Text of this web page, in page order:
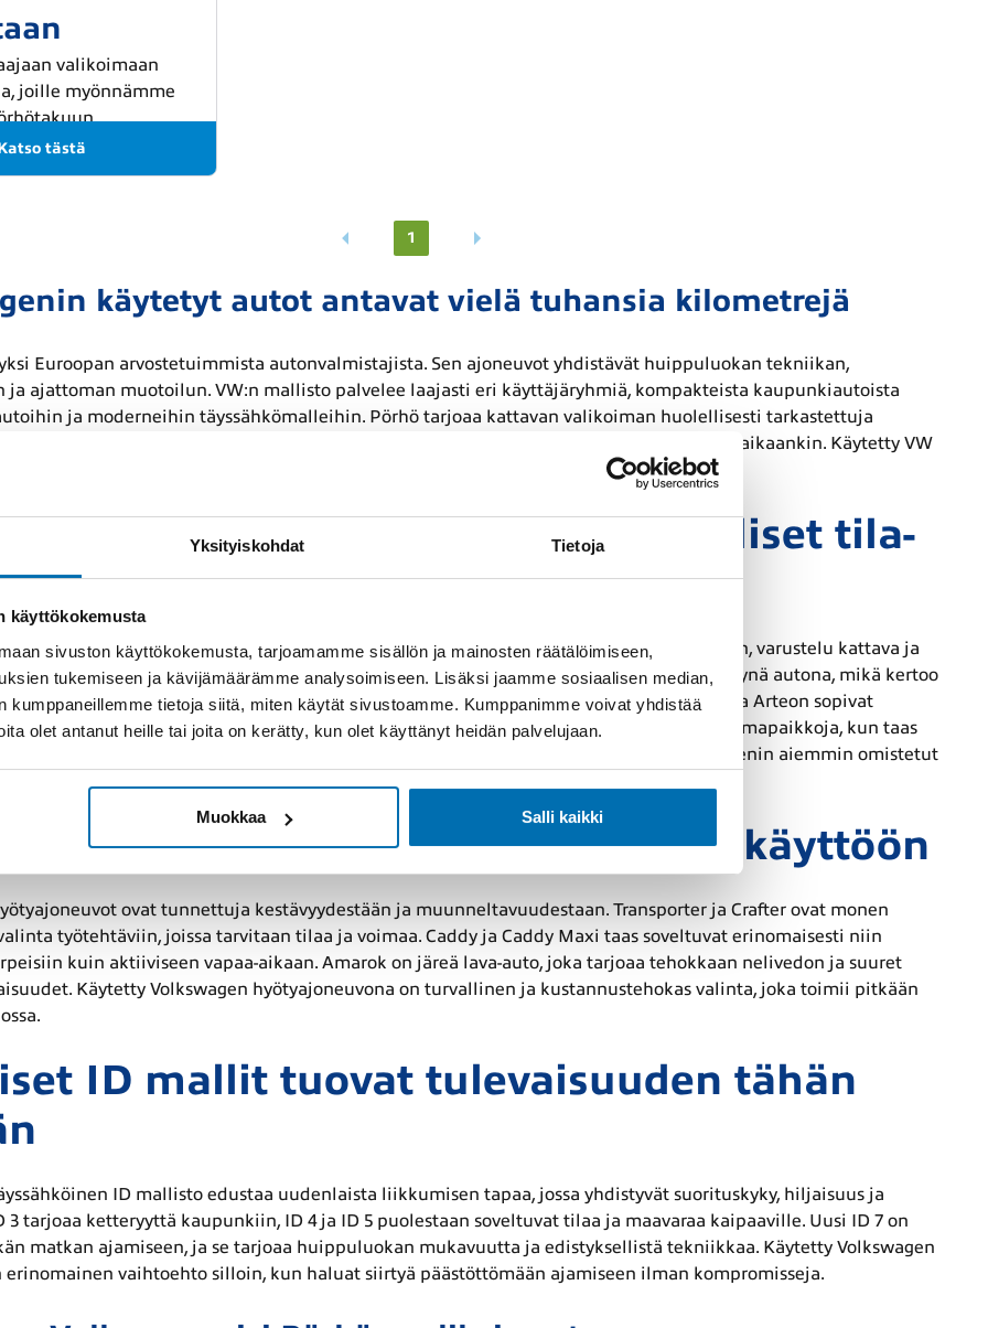
Yksityiskohdat Tietoja
käyttökokemusta
sivuston käyttökokemusta, tarjoamamme sisällön ja mainosten räätälöimiseen,
tukemiseen ja kävijämäärämme analysoimiseen. Lisäksi jaamme sosiaalisen median,
kumppaneillemme tietoja siitä, miten käytät sivustoamme. Kumppanimme voivat yhdistää
olet antanut heille tai joita on kerätty, kun olet käyttänyt heidän palvelujaan.
Muokkaa Salli kaikki
valikoimaan
joille myönnämme
tästä
1
käytetyt autot antavat vielä tuhansia kilometrejä
Euroopan arvostetuimmista autonvalmistajista. Sen ajoneuvot yhdistävät huippuluokan tekniikan,
ja ajattoman muotoilun. VW:n mallisto palvelee laajasti eri käyttäjäryhmiä, kompakteista kaupunkiautoista
ja moderneihin täyssähkömalleihin. Pörhö tarjoaa kattavan valikoiman huolellisesti tarkastettuja
autoja, jotka soveltuvat erinomaisesti niin perhekäyttöön, työajoihin kuin vapaa-aikaankin. Käytetty VW
silloin, kun arvostat laatua, luotettavuutta ja järkevää kokonaiskustannusta.
henkilöautot ja käytännölliset tila-
on ollut suomalaisten suosikki jo vuosikymmenten ajan. Sen ajettavuus on tasapainoinen, varustelu kattava ja
tunnistettava. Helmikuussa 2025 Golf säilytti asemansa Suomen myydyimpänä käytettynä autona, mikä kertoo
vetovoimasta. Pienempi Polo on näppärä vaihtoehto erityisesti kaupunkiajoon. Passat ja Arteon sopivat
etsivät enemmän tilaa ja edustavuutta. Touran tarjoaa perheille reilusti väljyyttä ja istumapaikkoja, kun taas
katumaasturimaisen olemuksen ja farmariauton käytännölliset ominaisuudet. Volkswagenin aiemmin omistetut
ja hyötyajoneuvot vaativaan käyttöön
ovat tunnettuja kestävyydestään ja muunneltavuudestaan. Transporter ja Crafter ovat monen
työtehtäviin, joissa tarvitaan tilaa ja voimaa. Caddy ja Caddy Maxi taas soveltuvat erinomaisesti niin
kuin aktiiviseen vapaa-aikaan. Amarok on järeä lava-auto, joka tarjoaa tehokkaan nelivedon ja suuret
Käytetty Volkswagen hyötyajoneuvona on turvallinen ja kustannustehokas valinta, joka toimii pitkään
ID mallit tuovat tulevaisuuden tähän
ID mallisto edustaa uudenlaista liikkumisen tapaa, jossa yhdistyvät suorituskyky, hiljaisuus ja
3 tarjoaa ketteryyttä kaupunkiin, ID 4 ja ID 5 puolestaan soveltuvat tilaa ja maavaraa kaipaaville. Uusi ID 7 on
matkan ajamiseen, ja se tarjoaa huippuluokan mukavuutta ja edistyksellistä tekniikkaa. Käytetty Volkswagen
erinomainen vaihtoehto silloin, kun haluat siirtyä päästöttömään ajamiseen ilman kompromisseja.